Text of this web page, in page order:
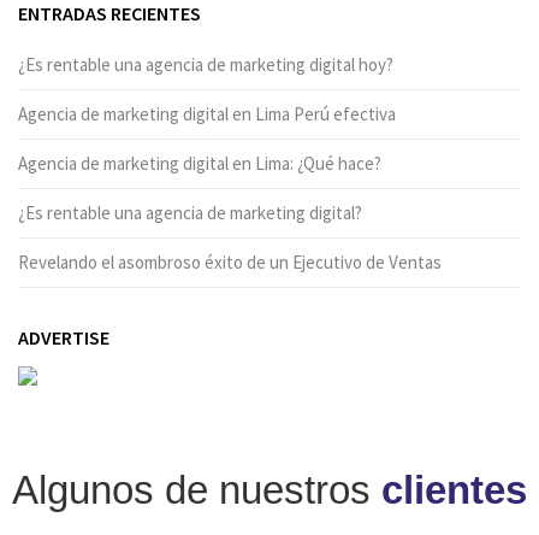
ENTRADAS RECIENTES
¿Es rentable una agencia de marketing digital hoy?
Agencia de marketing digital en Lima Perú efectiva
Agencia de marketing digital en Lima: ¿Qué hace?
¿Es rentable una agencia de marketing digital?
Revelando el asombroso éxito de un Ejecutivo de Ventas
ADVERTISE
Algunos de nuestros clientes